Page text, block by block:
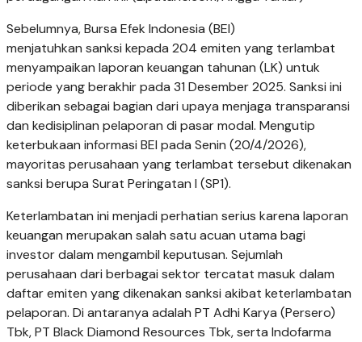
Sebelumnya, Bursa Efek Indonesia (BEI)
menjatuhkan sanksi kepada 204 emiten yang terlambat
menyampaikan laporan keuangan tahunan (LK) untuk
periode yang berakhir pada 31 Desember 2025. Sanksi ini
diberikan sebagai bagian dari upaya menjaga transparansi
dan kedisiplinan pelaporan di pasar modal. Mengutip
keterbukaan informasi BEI pada Senin (20/4/2026),
mayoritas perusahaan yang terlambat tersebut dikenakan
sanksi berupa Surat Peringatan I (SP1).
Keterlambatan ini menjadi perhatian serius karena laporan
keuangan merupakan salah satu acuan utama bagi
investor dalam mengambil keputusan. Sejumlah
perusahaan dari berbagai sektor tercatat masuk dalam
daftar emiten yang dikenakan sanksi akibat keterlambatan
pelaporan. Di antaranya adalah PT Adhi Karya (Persero)
Tbk, PT Black Diamond Resources Tbk, serta Indofarma